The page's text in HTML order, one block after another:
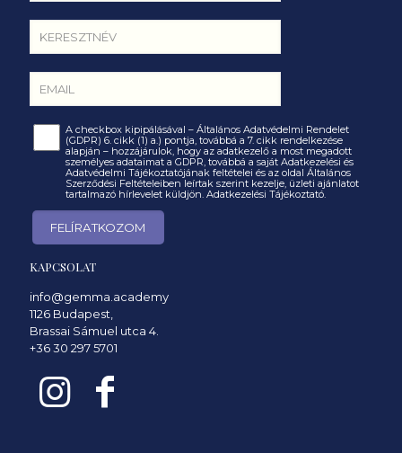
A checkbox kipipálásával – Általános Adatvédelmi Rendelet
(GDPR) 6. cikk (1) a.) pontja, továbbá a 7. cikk rendelkezése
alapján – hozzájárulok, hogy az adatkezelő a most megadott
személyes adataimat a GDPR, továbbá a saját Adatkezelési és
Adatvédelmi Tájékoztatójának feltételei és az oldal Általános
Szerződési Feltételeiben leírtak szerint kezelje, üzleti ajánlatot
tartalmazó hírlevelet küldjön. Adatkezelési Tájékoztató.
KAPCSOLAT
info@gemma.academy
1126 Budapest,
Brassai Sámuel utca 4.
+36 30 297 5701